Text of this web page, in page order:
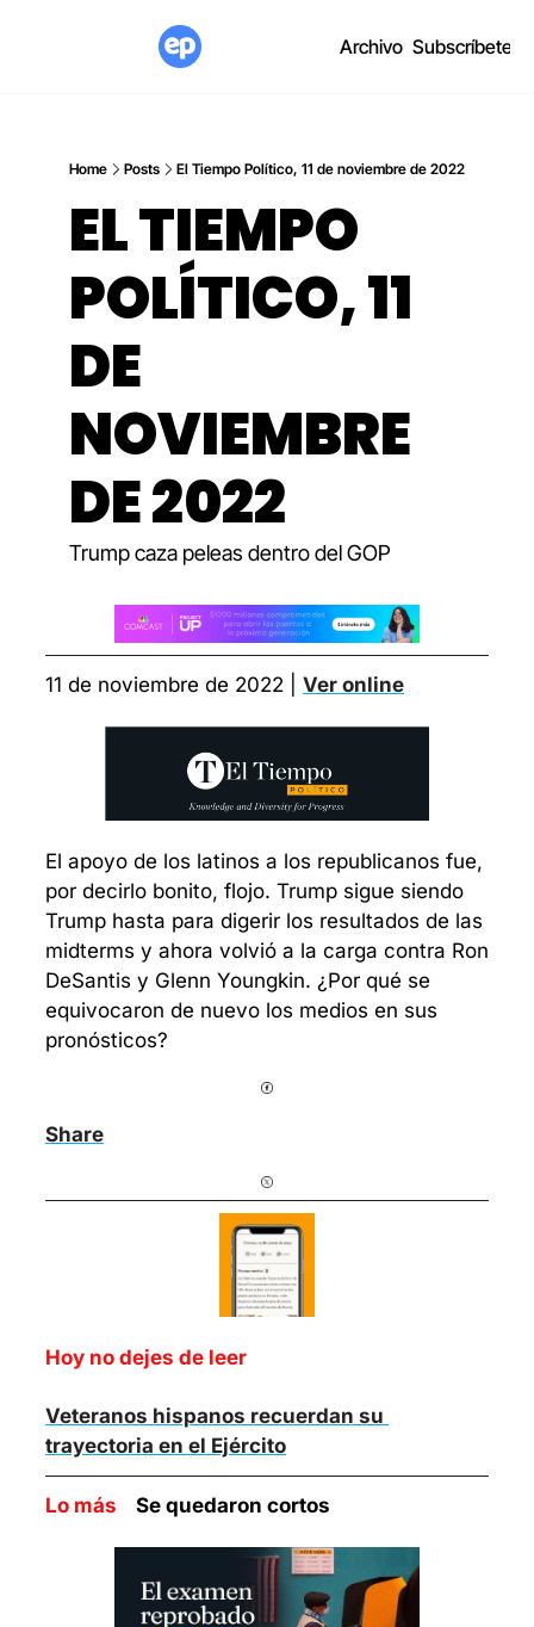
Archivo Subscríbete
Home Posts El Tiempo Político, 11 de noviembre de 2022
EL TIEMPO
POLÍTICO, 11
DE
NOVIEMBRE
DE 2022
Trump caza peleas dentro del GOP
11 de noviembre de 2022 | Ver online
El apoyo de los latinos a los republicanos fue,
por decirlo bonito, flojo. Trump sigue siendo
Trump hasta para digerir los resultados de las
midterms y ahora volvió a la carga contra Ron
DeSantis y Glenn Youngkin. ¿Por qué se
equivocaron de nuevo los medios en sus
pronósticos?
Share
Hoy no dejes de leer
Veteranos hispanos recuerdan su
trayectoria en el Ejército
Lo más Se quedaron cortos